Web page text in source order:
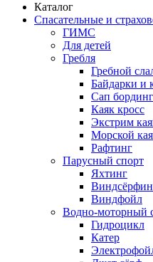
Каталог
Спасательные и
ГИМС
Для детей
Гребля
Гребной
Байдарки и
Сап бординг
Каяк кросс
Экстрим
Морской
Рафтинг
Парусный спорт
Яхтинг
Виндфойл
Водно-моторный
Гидроцикл
Катер